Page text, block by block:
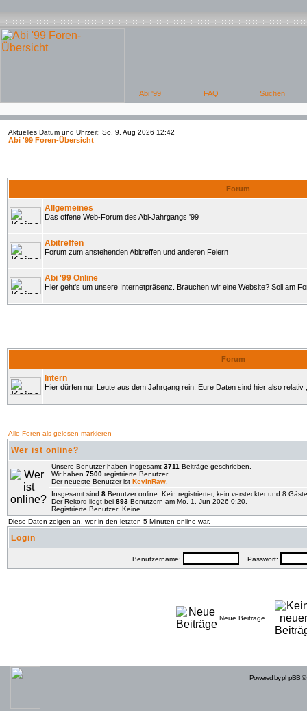
Aktuelles Datum und Uhrzeit: So, 9. Aug 2026 12:42
Abi '99 Foren-Übersicht
Forum
Allgemeines
Das offene Web-Forum des Abi-Jahrgangs '99
Abitreffen
Forum zum anstehenden Abitreffen und anderen Feiern
Abi '99 Online
Hier geht's um unsere Internetpräsenz. Brauchen wir eine Website? Soll am
Forum
Intern
Hier dürfen nur Leute aus dem Jahrgang rein. Eure Daten sind hier also relativ
Alle Foren als gelesen markieren
Wer ist online?
Unsere Benutzer haben insgesamt 3711 Beiträge geschrieben.
Wir haben 7500 registrierte Benutzer.
Der neueste Benutzer ist KevinRaw
Insgesamt sind 8 Benutzer online: Kein registrierter, kein versteckter und 8
Der Rekord liegt bei 893 Benutzern am Mo, 1. Jun 2026 0:20.
Registrierte Benutzer: Keine
Diese Daten zeigen an, wer in den letzten 5 Minuten online war.
Login
Benutzername: Passwort:
Neue Beiträge
Powered byphpBB©